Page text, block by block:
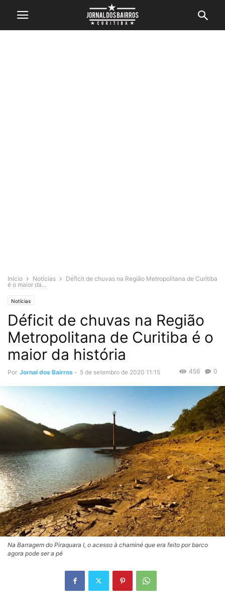
Início Notícias
Déficit de chuvas na Região Metropolitana de Curitiba
é o maior da...
Notícias
Déficit de chuvas na Região
Metropolitana de Curitiba é o
maior da história
Por Jornal dos Bairros - 5 de setembro de 2020 11:15 0
456
Na Barragem do Piraquara I, o acesso à chaminé que era feito por barco
agora pode ser a pé